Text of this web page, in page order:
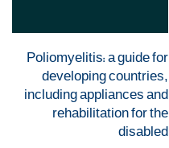
Poliomyelitis: a guide for
developing countries,
including appliances and
rehabilitation for the
disabled